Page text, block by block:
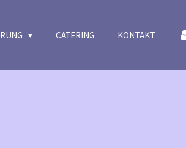
CATERING KONTAKT